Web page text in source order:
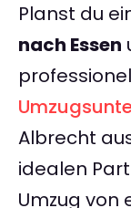
Planst du
nach Essen
Albrecht
idealen
Umzug von